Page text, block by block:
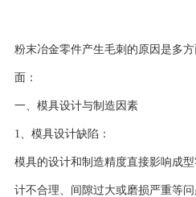
粉末冶金零件产生毛刺的原因是多
面：
一、模具设计与制造因素
1、模具设计缺陷：
模具的设计和制造精度直接影响成
计不合理、间隙过大或磨损严重等